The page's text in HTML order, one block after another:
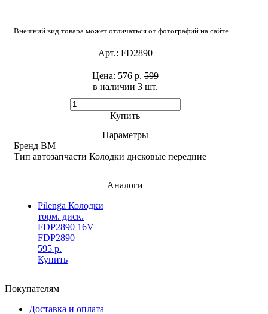
Внешний вид товара может отличаться от фотографий на сайте.
Арт.: FD2890
в наличии 3 шт. ​
Цена: 576 р.599
Купить
Параметры
Бренд BM
Тип автозапчасти Колодки дисковые передние
Аналоги
Pilenga Колодки
торм. диск.
FDP2890 16V
FDP2890
595 р.
Купить
Покупателям
Доставка и оплата